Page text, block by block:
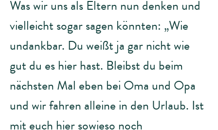
Was wir uns als Eltern nun denken und
vielleicht sogar sagen könnten: „Wie
undankbar. Du weißt ja gar nicht wie
gut du es hier hast. Bleibst du beim
nächsten Mal eben bei Oma und Opa
und wir fahren alleine in den Urlaub. Ist
mit euch hier sowieso noch